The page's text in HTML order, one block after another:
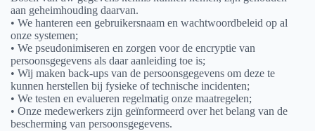
aan geheimhouding daarvan.
• We hanteren een gebruikersnaam en wachtwoordbeleid op al
onze systemen;
• We pseudonimiseren en zorgen voor de encryptie van
persoonsgegevens als daar aanleiding toe is;
• Wij maken back-ups van de persoonsgegevens om deze te
kunnen herstellen bij fysieke of technische incidenten;
• We testen en evalueren regelmatig onze maatregelen;
• Onze medewerkers zijn geïnformeerd over het belang van de
bescherming van persoonsgegevens.